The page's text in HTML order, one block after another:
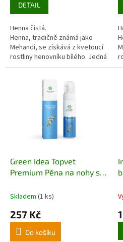
DETAIL
Henna čistá.
Henna, tradičně známá jako
Mehandi, se získává z kvetoucí
rostliny henovníku bílého. Jedná
se o přírodní barvivo určené k
vlasů či k dekoraci těla,
především rukou a nohou.
Green Idea Topvet
Premium Pěna na nohy s
Skladem (1 ks)
257 Kč
Do košíku